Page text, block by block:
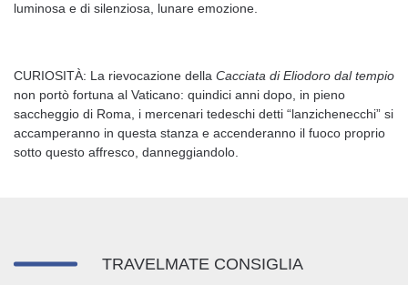
luminosa e di silenziosa, lunare emozione.
CURIOSITÀ: La rievocazione della Cacciata di Eliodoro dal tempio
non portò fortuna al Vaticano: quindici anni dopo, in pieno
saccheggio di Roma, i mercenari tedeschi detti “lanzichenecchi” si
accamperanno in questa stanza e accenderanno il fuoco proprio
sotto questo affresco, danneggiandolo.
TRAVELMATE CONSIGLIA